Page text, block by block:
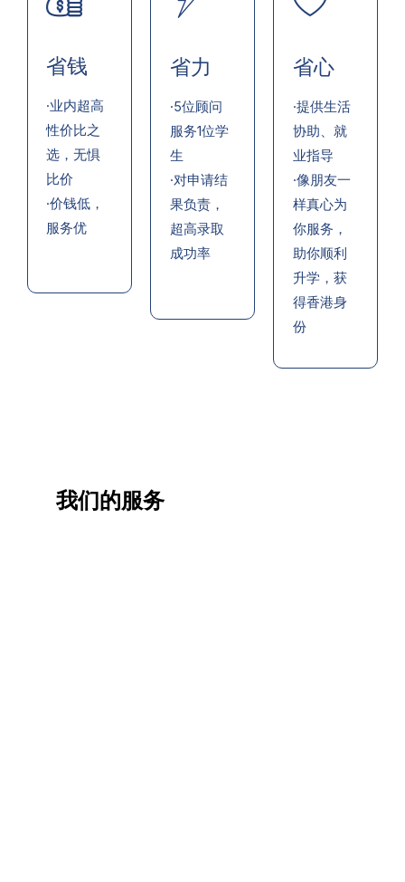
省钱
·业内超高
性价比之
选，无惧
比价
·价钱低，
服务优
省力
·5位顾问
服务1位学
生
·对申请结
果负责，
超高录取
成功率
省心
·提供生活
协助、就
业指导
·像朋友一
样真心为
你服务，
助你顺利
升学，获
得香港身
份
我们的服务